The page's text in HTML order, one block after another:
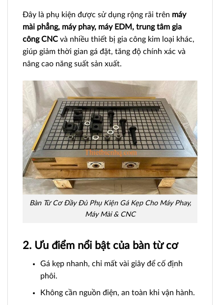
Đây là phụ kiện được sử dụng rộng rãi trên máy
mài phẳng, máy phay, máy EDM, trung tâm gia
công CNC và nhiều thiết bị gia công kim loại khác,
giúp giảm thời gian gá đặt, tăng độ chính xác và
nâng cao năng suất sản xuất.
Bàn Từ Cơ Đầy Đủ Phụ Kiện Gá Kẹp Cho Máy Phay,
Máy Mài & CNC
2. Ưu điểm nổi bật của bàn từ cơ
Gá kẹp nhanh, chỉ mất vài giây để cố định
phôi.
Không cần nguồn điện, an toàn khi vận hành.